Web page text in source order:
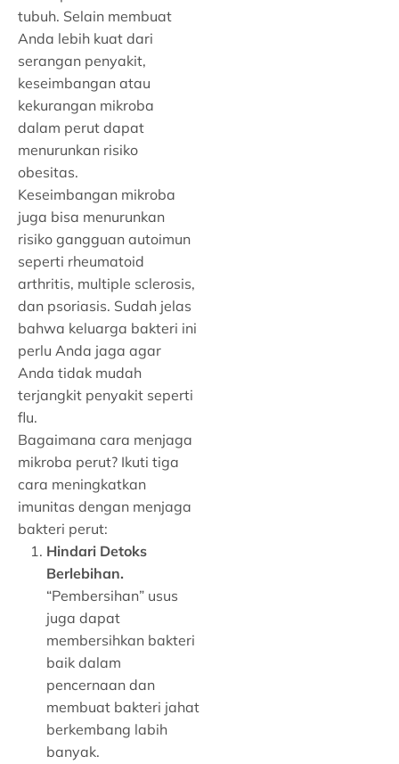
tubuh. Selain membuat
Anda lebih kuat dari
serangan penyakit,
keseimbangan atau
kekurangan mikroba
dalam perut dapat
menurunkan risiko
obesitas.
Keseimbangan mikroba
juga bisa menurunkan
risiko gangguan autoimun
seperti rheumatoid
arthritis, multiple sclerosis,
dan psoriasis. Sudah jelas
bahwa keluarga bakteri ini
perlu Anda jaga agar
Anda tidak mudah
terjangkit penyakit seperti
flu.
Bagaimana cara menjaga
mikroba perut? Ikuti tiga
cara meningkatkan
imunitas dengan menjaga
bakteri perut:
Hindari Detoks
Berlebihan.
“Pembersihan” usus
juga dapat
membersihkan bakteri
baik dalam
pencernaan dan
membuat bakteri jahat
berkembang labih
banyak.